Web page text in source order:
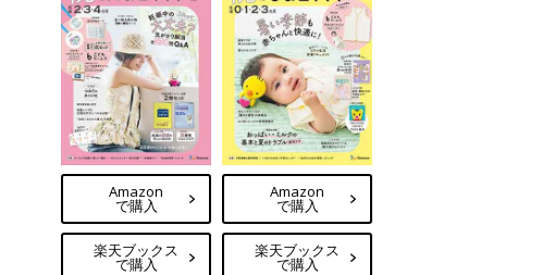
Amazon
で購入
楽天ブックス
で購入
Amazon
で購入
楽天ブックス
で購入